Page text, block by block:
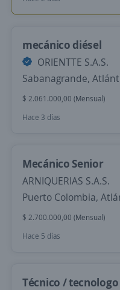
mecánico diésel
ORIENTTE S.A.S.
Sabanagrande,
$ 2.061.000,00 (Mensual)
Hace 3 días
Mecánico Senior
ARNIQUERIAS S.A.S.
Puerto Colombia,
$ 2.700.000,00 (Mensual)
Hace 5 días
Técnico /